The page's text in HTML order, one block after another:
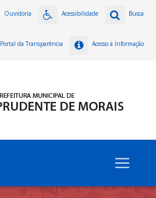
Busca
Acessibilidade
Ouvidoria
Acesso à Informação
Portal da Transparência